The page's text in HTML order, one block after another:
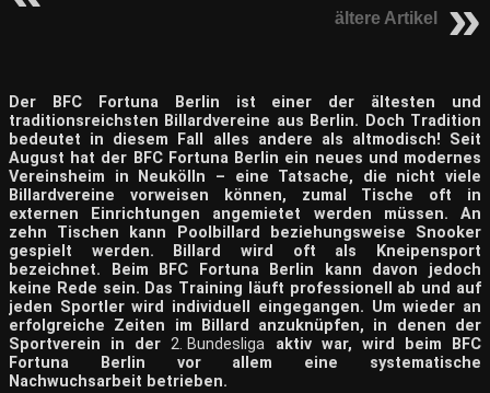
ältere Artikel
Der BFC Fortuna Berlin ist einer der ältesten und
traditionsreichsten Billardvereine aus Berlin. Doch Tradition
bedeutet in diesem Fall alles andere als altmodisch! Seit
August hat der BFC Fortuna Berlin ein neues und modernes
Vereinsheim in Neukölln – eine Tatsache, die nicht viele
Billardvereine vorweisen können, zumal Tische oft in
externen Einrichtungen angemietet werden müssen. An
zehn Tischen kann Poolbillard beziehungsweise Snooker
gespielt werden. Billard wird oft als Kneipensport
bezeichnet. Beim BFC Fortuna Berlin kann davon jedoch
keine Rede sein. Das Training läuft professionell ab und auf
jeden Sportler wird individuell eingegangen. Um wieder an
erfolgreiche Zeiten im Billard anzuknüpfen, in denen der
Sportverein in der2. Bundesliga aktiv war, wird beim BFC
Fortuna Berlin vor allem eine systematische
Nachwuchsarbeit betrieben.